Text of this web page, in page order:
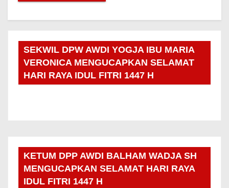
SEKWIL DPW AWDI YOGJA IBU MARIA
VERONICA MENGUCAPKAN SELAMAT
HARI RAYA IDUL FITRI 1447 H
KETUM DPP AWDI BALHAM WADJA SH
MENGUCAPKAN SELAMAT HARI RAYA
IDUL FITRI 1447 H